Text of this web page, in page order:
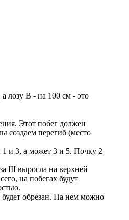
лозу В - на 100 см - это
Этот побег должен
создаем перегиб (место
1 и 3, а может 3 и 5. Почку 2
III выросла на верхней
на побегах будут
обрезан. На нем можно